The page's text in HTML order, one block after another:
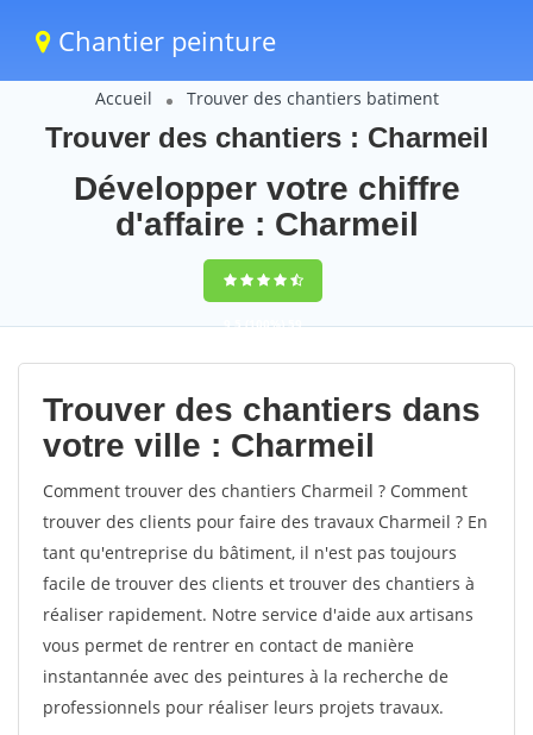
Chantier peinture
Accueil Trouver des chantiers batiment
Trouver des chantiers : Charmeil
Développer votre chiffre
d'affaire : Charmeil
9,5(100%)59
votes
Trouver des chantiers dans
votre ville : Charmeil
Comment trouver des chantiers Charmeil ? Comment
trouver des clients pour faire des travaux Charmeil ? En
tant qu'entreprise du bâtiment, il n'est pas toujours
facile de trouver des clients et trouver des chantiers à
réaliser rapidement. Notre service d'aide aux artisans
vous permet de rentrer en contact de manière
instantannée avec des peintures à la recherche de
professionnels pour réaliser leurs projets travaux.